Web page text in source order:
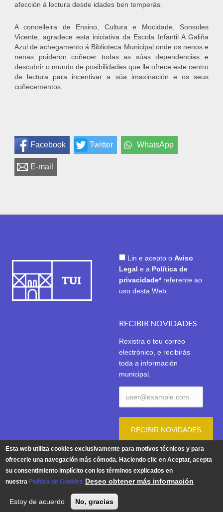
afección á lectura desde idades ben temperás.
A concelleira de Ensino, Cultura e Mocidade, Sonsoles
Vicente, agradece esta iniciativa da Escola Infantil A Galiña
Azul de achegamento á Biblioteca Municipal onde os nenos e
nenas puideron coñecer todas as súas dependencias e
descubrir o mundo de posibilidades que lle ofrece este centro
de lectura para incentivar a súa imaxinación e os seus
coñecementos.
Facebook Twitter WhatsApp
E-mail
Lin e acepto o Aviso
Legal e a Política de
privacidade* referente ao
uso desta Web.
RECIBIR NOVIDADES
Rexistra o teu correo
electrónico, e recibirás
toda a información
municipal.
Aviso Legal |Política de Privacidade|Política de Cookies
© 2026 | Concello de Tui. Praza do Concello 1. 36700 TUI -
Teléfono: 986 603 625
Esta web utiliza cookies exclusivamente para motivos técnicos y para
ofrecerle una navegación más cómoda. Haciendo clic en Aceptar, acepta
su consentimiento implícito con los términos explicados en
nuestra Política de Cookies Deseo obtener más información
Estoy de acuerdo No, gracias